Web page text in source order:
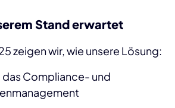
Stand erwartet
zeigen wir, wie unsere Lösung:
Compliance- und